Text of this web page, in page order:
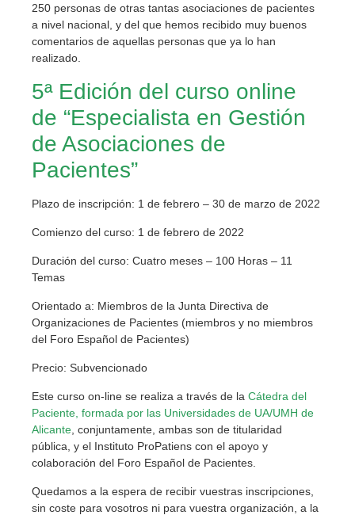
250 personas de otras tantas asociaciones de pacientes
a nivel nacional, y del que hemos recibido muy buenos
comentarios de aquellas personas que ya lo han
realizado.
5ª Edición del curso online
de “Especialista en Gestión
de Asociaciones de
Pacientes”
Plazo de inscripción: 1 de febrero – 30 de marzo de 2022
Comienzo del curso: 1 de febrero de 2022
Duración del curso: Cuatro meses – 100 Horas – 11
Temas
Orientado a: Miembros de la Junta Directiva de
Organizaciones de Pacientes (miembros y no miembros
del Foro Español de Pacientes)
Precio: Subvencionado
Este curso on-line se realiza a través de la Cátedra del
Paciente, formada por las Universidades de UA/UMH de
Alicante , conjuntamente, ambas son de titularidad
pública, y el Instituto ProPatiens con el apoyo y
colaboración del Foro Español de Pacientes.
Quedamos a la espera de recibir vuestras inscripciones,
sin coste para vosotros ni para vuestra organización, a la